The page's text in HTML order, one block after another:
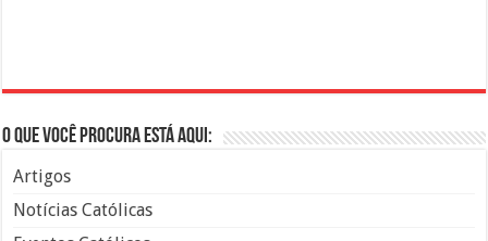
O que você procura está aqui:
Artigos
Notícias Católicas